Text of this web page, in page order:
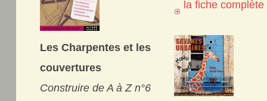
Les Charpentes et les
couvertures
Construire de A à Z n°6
la fiche complète